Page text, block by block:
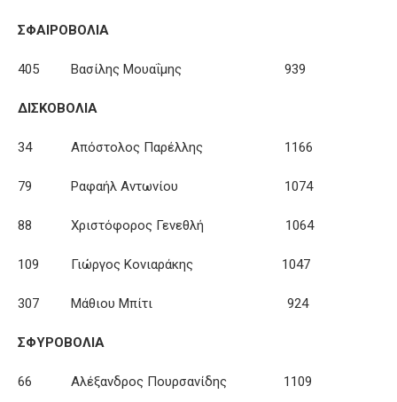
ΣΦΑΙΡΟΒΟΛΙΑ
405 Βασίλης Μουαΐμης 939
ΔΙΣΚΟΒΟΛΙΑ
34 Απόστολος Παρέλλης 1166
79 Ραφαήλ Αντωνίου 1074
88 Χριστόφορος Γενεθλή 1064
109 Γιώργος Κονιαράκης 1047
307 Μάθιου Μπίτι 924
ΣΦΥΡΟΒΟΛΙΑ
66 Αλέξανδρος Πουρσανίδης 1109